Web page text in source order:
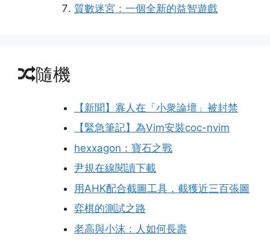
質數迷宮：一個全新的益智遊戲
隨機
【新聞】寡人在「小衆論壇」被封禁
【緊急筆記】為Vim安裝coc-nvim
hexxagon：寶石之戰
尹規在線閱讀下載
用AHK配合截圖工具，截獲近三百張圖
弈棋的測試之路
老高與小沫：人如何長壽